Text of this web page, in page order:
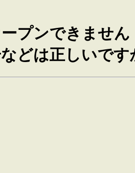
プンできません
どは正しいです